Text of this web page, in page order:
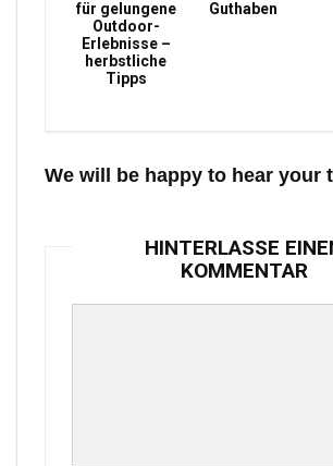
für gelungene
Outdoor-
Erlebnisse –
herbstliche
Tipps
Guthaben
We will be happy to hear your
HINTERLASSE
KOMMENTAR